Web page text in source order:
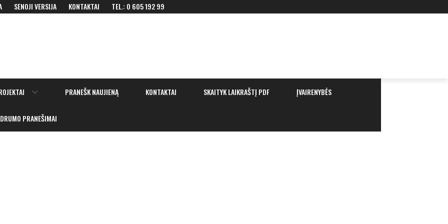
SENOJI VERSIJA KONTAKTAI TEL.: 0 605 192 99
Show
PRANEŠK NAUJIENĄ KONTAKTAI SKAITYK LAIKRAŠTĮ PDF ĮVAIRENYBĖS
PRANEŠIMAI